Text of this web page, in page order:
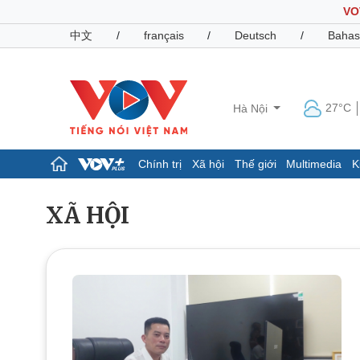
中文
/ français / Deutsch /
Hà Nội 27°C
Chính trị Xã hội Thế giới Multimedia
Đảng
Quốc hội
Giáo dục
Biển đảo
Vụ án
Quân sự - Quốc phòng
Vũ khí
XÃ HỘI